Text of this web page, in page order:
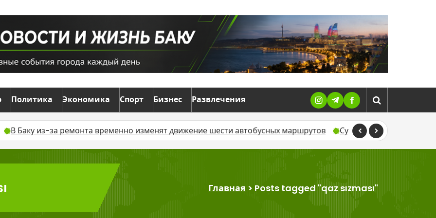
Политика Экономика Спорт Бизнес Развлечения
за ремонта временно изменят движение шести автобусных маршрутов Суд оставил без движения
Главная > Posts tagged "qaz sızması"